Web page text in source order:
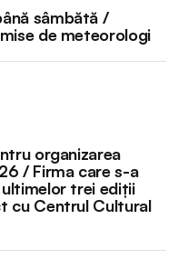
sâmbătă /
de meteorologi
organizarea
/ Firma care s-a
trei ediții
cu Centrul Cultural